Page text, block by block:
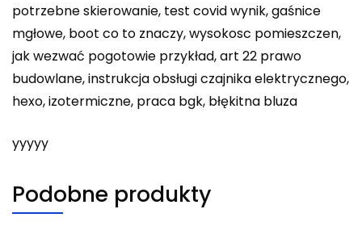
potrzebne skierowanie, test covid wynik, gaśnice
mgłowe, boot co to znaczy, wysokosc pomieszczen,
jak wezwać pogotowie przykład, art 22 prawo
budowlane, instrukcja obsługi czajnika elektrycznego,
hexo, izotermiczne, praca bgk, błękitna bluza
yyyyy
Podobne produkty